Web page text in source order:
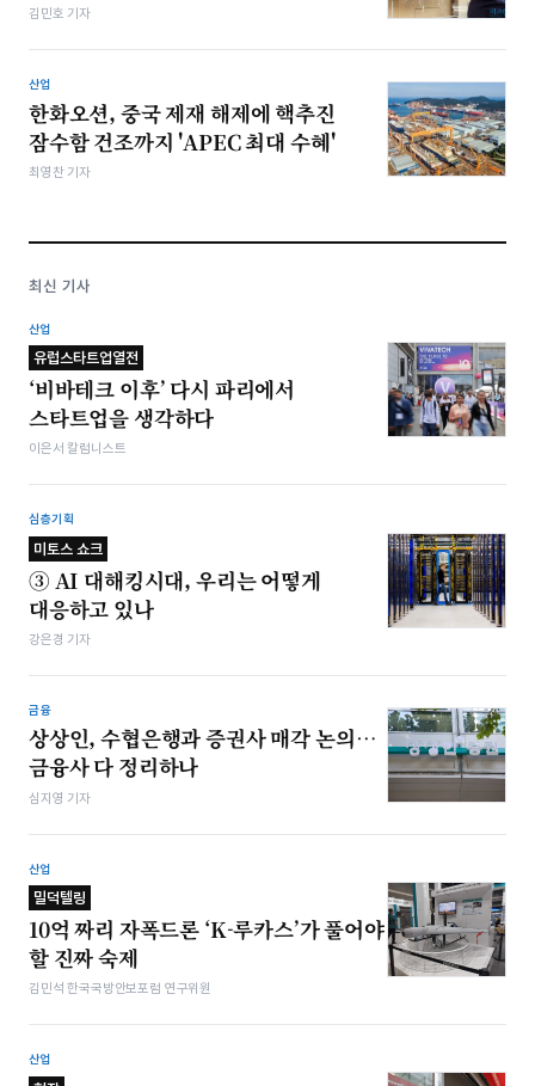
김민호 기자
산업
한화오션, 중국 제재 해제에 핵추진
잠수함 건조까지 'APEC 최대 수혜'
최영찬 기자
최신 기사
산업
유럽스타트업열전
‘비바테크 이후’ 다시 파리에서
스타트업을 생각하다
이은서 칼럼니스트
심층기획
미토스 쇼크
③ AI 대해킹시대, 우리는 어떻게
대응하고 있나
강은경 기자
금융
상상인, 수협은행과 증권사 매각 논의…
금융사 다 정리하나
심지영 기자
산업
밀덕텔링
10억 짜리 자폭드론 ‘K-루카스’가 풀어야
할 진짜 숙제
김민석 한국국방안보포럼 연구위원
산업